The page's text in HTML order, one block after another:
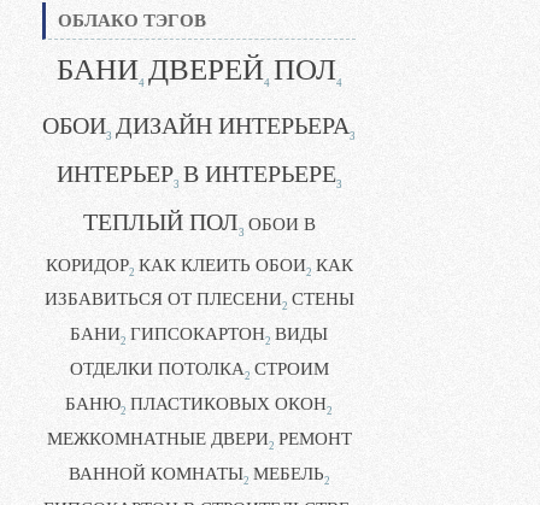
ОБЛАКО ТЭГОВ
БАНИ4 ДВЕРЕЙ4 ПОЛ4
ОБОИ3 ДИЗАЙН ИНТЕРЬЕРА3
ИНТЕРЬЕР3 В ИНТЕРЬЕРЕ3
ТЕПЛЫЙ ПОЛ3 ОБОИ В
КОРИДОР2 КАК КЛЕИТЬ ОБОИ2 КАК
ИЗБАВИТЬСЯ ОТ ПЛЕСЕНИ2 СТЕНЫ
БАНИ2 ГИПСОКАРТОН2 ВИДЫ
ОТДЕЛКИ ПОТОЛКА2 СТРОИМ
БАНЮ2 ПЛАСТИКОВЫХ ОКОН2
МЕЖКОМНАТНЫЕ ДВЕРИ2 РЕМОНТ
ВАННОЙ КОМНАТЫ2 МЕБЕЛЬ2